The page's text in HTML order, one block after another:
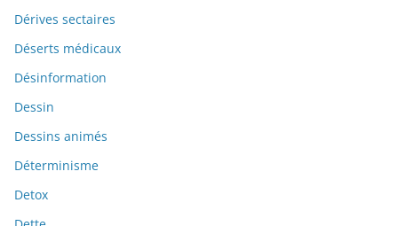
Dérives sectaires
Déserts médicaux
Désinformation
Dessin
Dessins animés
Déterminisme
Detox